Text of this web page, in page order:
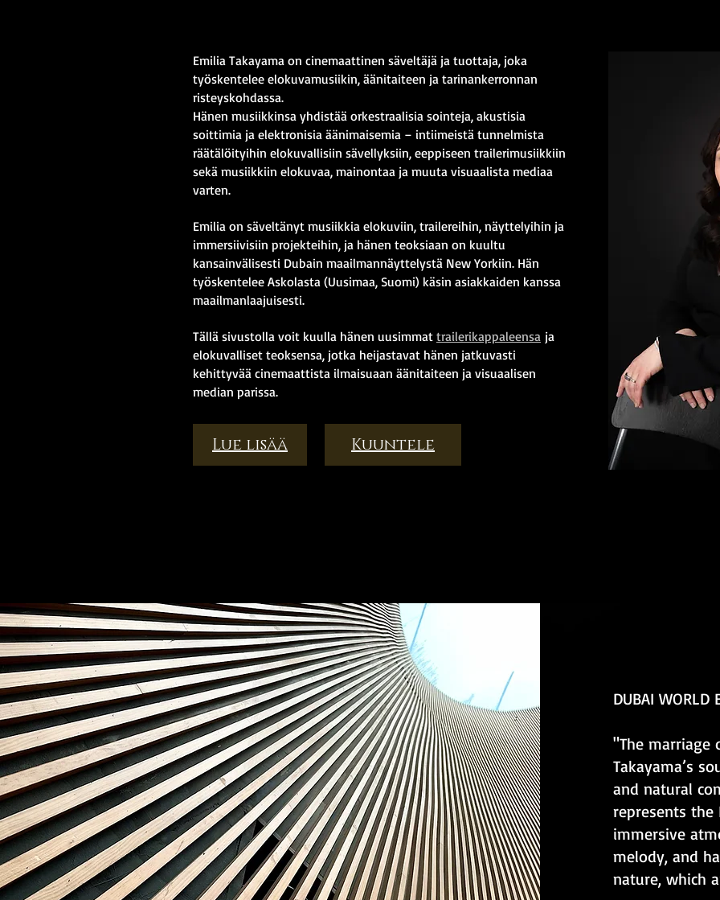
Emilia Takayama on cinemaattinen säveltäjä ja tuottaja, joka
työskentelee elokuvamusiikin, äänitaiteen ja tarinankerronnan
risteyskohdassa.
Hänen musiikkinsa yhdistää orkestraalisia sointeja, akustisia
soittimia ja elektronisia äänimaisemia – intiimeistä tunnelmista
räätälöityihin elokuvallisiin sävellyksiin, eeppiseen trailerimusiikkiin
sekä musiikkiin elokuvaa, mainontaa ja muuta visuaalista mediaa
varten.
Emilia on säveltänyt musiikkia elokuviin, trailereihin, näyttelyihin ja
immersiivisiin projekteihin, ja hänen teoksiaan on kuultu
kansainvälisesti Dubain maailmannäyttelystä New Yorkiin. Hän
työskentelee Askolasta (Uusimaa, Suomi) käsin asiakkaiden kanssa
maailmanlaajuisesti.
Tällä sivustolla voit kuulla hänen uusimmat trailerikappaleensa ja
elokuvalliset teoksensa, jotka heijastavat hänen jatkuvasti
kehittyvää cinemaattista ilmaisuaan äänitaiteen ja visuaalisen
median parissa.
Lue lisää Kuuntele
DUBAI WORLD
"The marriage
Takayama’s
and natural
represents the
immersive
melody, and
nature, which